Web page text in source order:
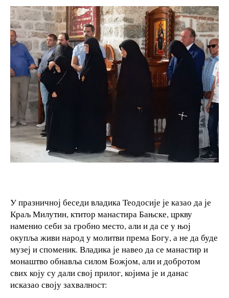
У празничној беседи владика Теодосије је казао да је
Краљ Милутин, ктитор манастира Бањске, цркву
наменио себи за гробно место, али и да се у њој
окупља живи народ у молитви према Богу, а не да буде
музеј и споменик. Владика је навео да се манастир и
монаштво обнавља силом Божјом, али и добротом
свих коју су дали свој прилог, којима је и данас
исказао своју захвалност: